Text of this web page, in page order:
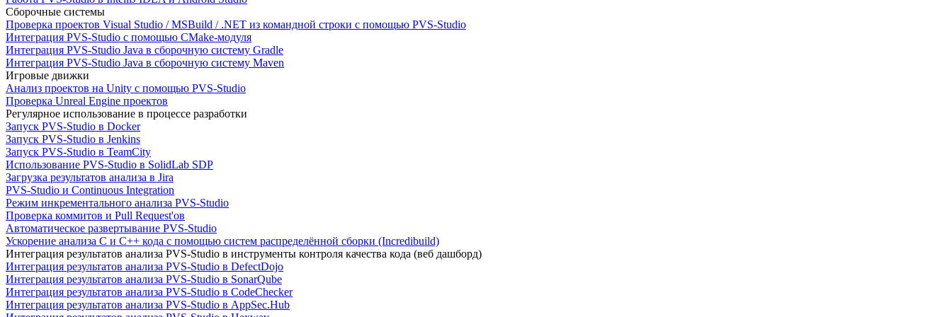
Сборочные системы
Проверка проектов Visual Studio / MSBuild / .NET из командной строки с помощью PVS-Studio
Интеграция PVS-Studio с помощью CMake-модуля
Интеграция PVS-Studio Java в сборочную систему Gradle
Интеграция PVS-Studio Java в сборочную систему Maven
Игровые движки
Анализ проектов на Unity с помощью PVS-Studio
Проверка Unreal Engine проектов
Регулярное использование в процессе разработки
Запуск PVS-Studio в Docker
Запуск PVS-Studio в Jenkins
Запуск PVS-Studio в TeamCity
Использование PVS-Studio в SolidLab SDP
Загрузка результатов анализа в Jira
PVS-Studio и Continuous Integration
Режим инкрементального анализа PVS-Studio
Проверка коммитов и Pull Request'ов
Автоматическое развертывание PVS-Studio
Ускорение анализа C и C++ кода с помощью систем распределённой сборки (Incredibuild)
Интеграция результатов анализа PVS-Studio в инструменты контроля качества кода (веб дашборд)
Интеграция результатов анализа PVS-Studio в DefectDojo
Интеграция результатов анализа PVS-Studio в SonarQube
Интеграция результатов анализа PVS-Studio в CodeChecker
Интеграция результатов анализа PVS-Studio в AppSec.Hub